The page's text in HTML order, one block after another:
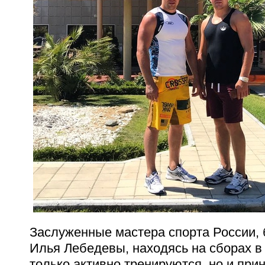
Заслуженные мастера спорта России,
Илья Лебедевы, находясь на сборах